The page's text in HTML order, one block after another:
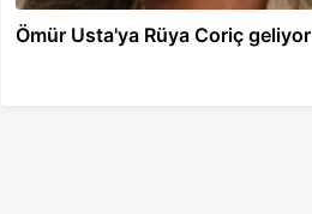
Ömür Usta'ya Rüya Coriç geliyor